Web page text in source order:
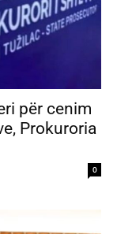
për cenim
Prokuroria
0